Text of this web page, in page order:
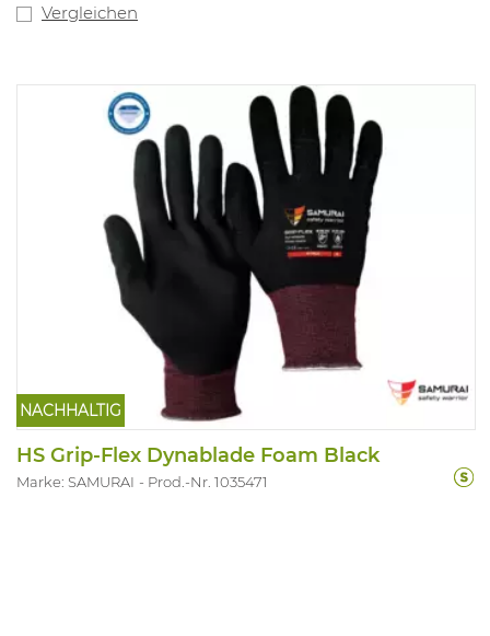
Vergleichen
NACHHALTIG
HS Grip-Flex Dynablade Foam Black
Marke: SAMURAI Prod.-Nr. 1035471